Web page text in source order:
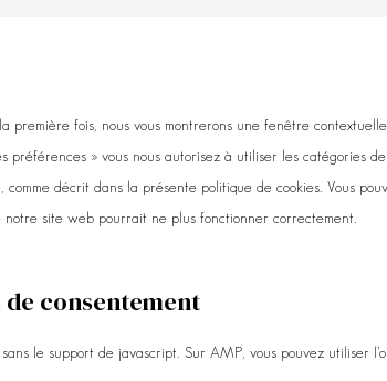
première fois, nous vous montrerons une fenêtre
préférences » vous nous autorisez à utiliser les catégories de
décrit dans la présente politique de cookies. Vous
site web pourrait ne plus fonctionner correctement.
de consentement
le support de javascript. Sur AMP, vous pouvez utiliser